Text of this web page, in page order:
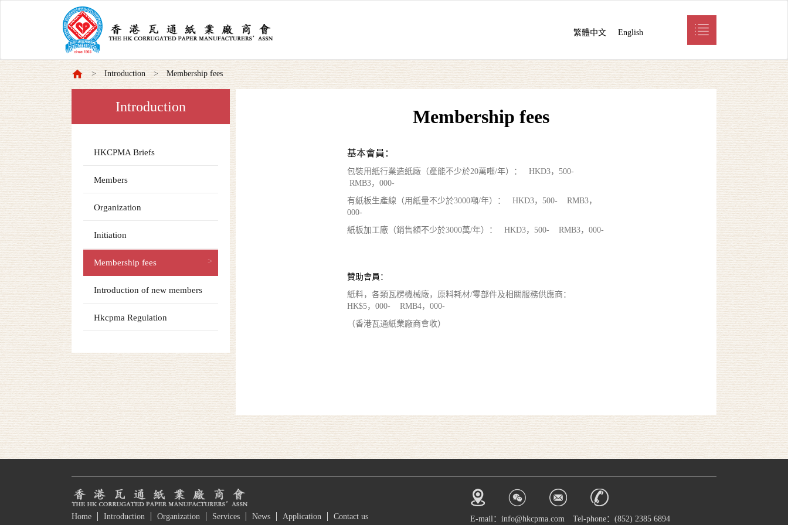
繁體中文 English
Introduction Membership fees
Introduction
HKCPMA Briefs
Members
Organization
Initiation
Membership fees
Introduction of new members
Hkcpma Regulation
Membership fees
基本會員：
包裝用紙行業造紙廠（產能不少於20萬噸/年）： HKD3，500-
RMB3，000-
有紙板生產線（用紙量不少於3000噸/年）： HKD3，500- RMB3，
000-
紙板加工廠（銷售額不少於3000萬/年）： HKD3，500- RMB3，000-
贊助會員：
紙料，各類瓦楞機械廠，原料耗材/零部件及相關服務供應商：
HK$5，000- RMB4，000-
（香港瓦通紙業廠商會收）
Home Introduction Organization Services News Application Contact us E-mail：info@hkcpma.com Tel-phone：(852) 2385 6894